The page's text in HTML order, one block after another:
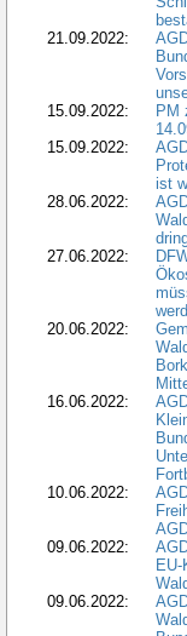
21.09.2022:
15.09.2022:
PM
15.09.2022:
ist
28.06.2022:
27.06.2022:
20.06.2022:
16.06.2022:
10.06.2022:
09.06.2022:
09.06.2022: